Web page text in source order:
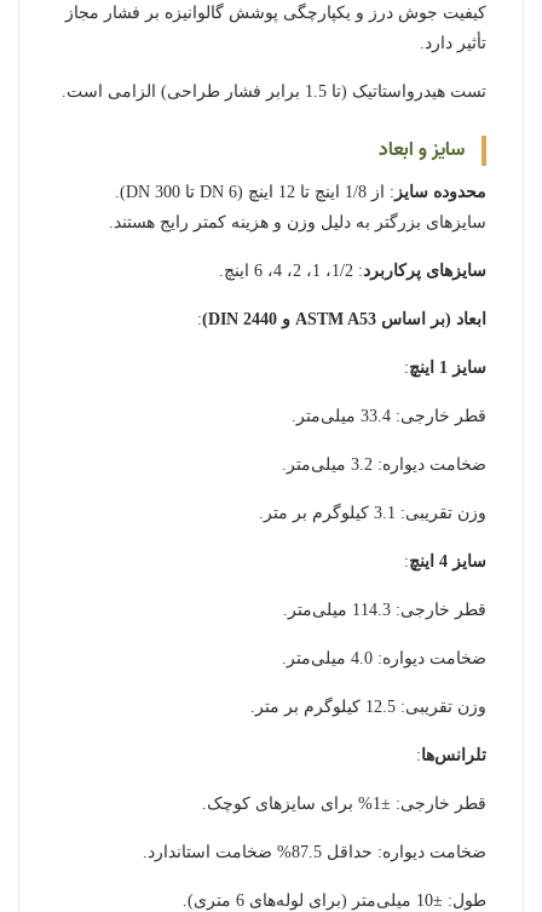
کیفیت جوش درز و یکپارچگی پوشش گالوانیزه بر فشار مجاز
تأثیر دارد.
تست هیدرواستاتیک (تا 1.5 برابر فشار طراحی) الزامی است.
سایز و ابعاد
محدوده سایز
: از 1/8 اینچ تا 12 اینچ (DN 6 تا DN 300).
سایزهای بزرگتر به دلیل وزن و هزینه کمتر رایج هستند.
سایزهای پرکاربرد: 1/2، 1، 2، 4، 6 اینچ.
ابعاد (بر اساس ASTM A53 و DIN 2440) :
سایز 1 اینچ :
قطر خارجی: 33.4 میلی‌متر.
ضخامت دیواره: 3.2 میلی‌متر.
وزن تقریبی: 3.1 کیلوگرم بر متر.
سایز 4 اینچ :
قطر خارجی: 114.3 میلی‌متر.
ضخامت دیواره: 4.0 میلی‌متر.
وزن تقریبی: 12.5 کیلوگرم بر متر.
تلرانس‌ها:
قطر خارجی: ±1% برای سایزهای کوچک.
ضخامت دیواره: حداقل 87.5% ضخامت استاندارد.
طول: ±10 میلی‌متر (برای لوله‌های 6 متری).